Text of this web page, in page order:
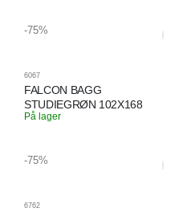
-75%
6067
FALCON BAGG
STUDIEGRØN 102X168
På lager
-75%
6762